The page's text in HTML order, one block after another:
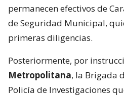
permanecen efectivos de
de Seguridad Municipal,
primeras diligencias.
Posteriormente, por
Metropolitana, la Brigada
Policía de Investigaciones